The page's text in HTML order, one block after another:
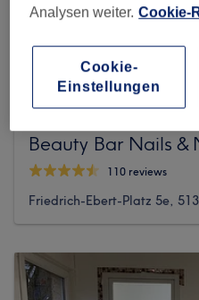
Beauty Bar Nails &
110 reviews
Friedrich-Ebert-Platz 5e,
Analysen weiter. Cookie-
Cookie-
Einstellungen